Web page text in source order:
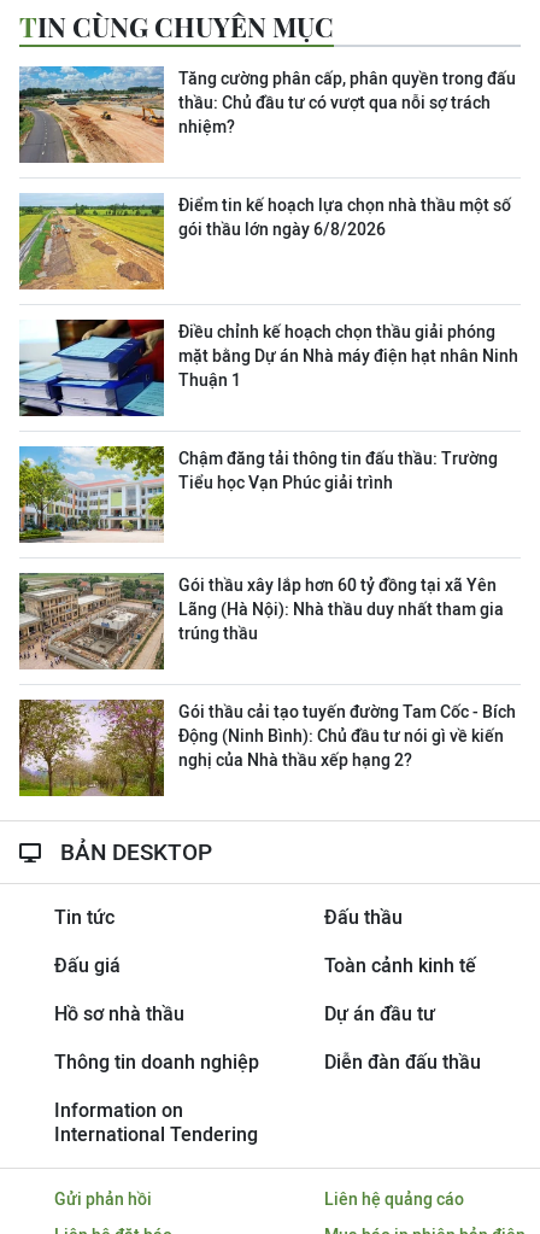
TIN CÙNG CHUYÊN MỤC
Tăng cường phân cấp, phân quyền trong đấu
thầu: Chủ đầu tư có vượt qua nỗi sợ trách
nhiệm?
Điểm tin kế hoạch lựa chọn nhà thầu một số
gói thầu lớn ngày 6/8/2026
Điều chỉnh kế hoạch chọn thầu giải phóng
mặt bằng Dự án Nhà máy điện hạt nhân Ninh
Thuận 1
Chậm đăng tải thông tin đấu thầu: Trường
Tiểu học Vạn Phúc giải trình
Gói thầu xây lắp hơn 60 tỷ đồng tại xã Yên
Lãng (Hà Nội): Nhà thầu duy nhất tham gia
trúng thầu
Gói thầu cải tạo tuyến đường Tam Cốc - Bích
Động (Ninh Bình): Chủ đầu tư nói gì về kiến
nghị của Nhà thầu xếp hạng 2?
BẢN DESKTOP
Tin tức Đấu thầu
Đấu giá Toàn cảnh kinh tế
Hồ sơ nhà thầu Dự án đầu tư
Thông tin doanh nghiệp Diễn đàn đấu thầu
Information on
International Tendering
Gửi phản hồi
Liên hệ quảng cáo